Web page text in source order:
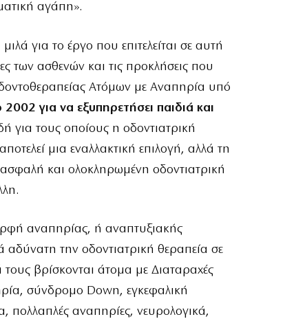
αγάπη».
για το έργο που επιτελείται σε αυτή
των ασθενών και τις προκλήσεις που
Ατόμων με Αναπηρία υπό
για να εξυπηρετήσει παιδιά και
για τους οποίους η οδοντιατρική
μια εναλλακτική επιλογή, αλλά τη
και ολοκληρωμένη οδοντιατρική
αναπηρίας, ή αναπτυξιακής
την οδοντιατρική θεραπεία σε
βρίσκονται άτομα με Διαταραχές
σύνδρομο Down, εγκεφαλική
πολλαπλές αναπηρίες, νευρολογικά,